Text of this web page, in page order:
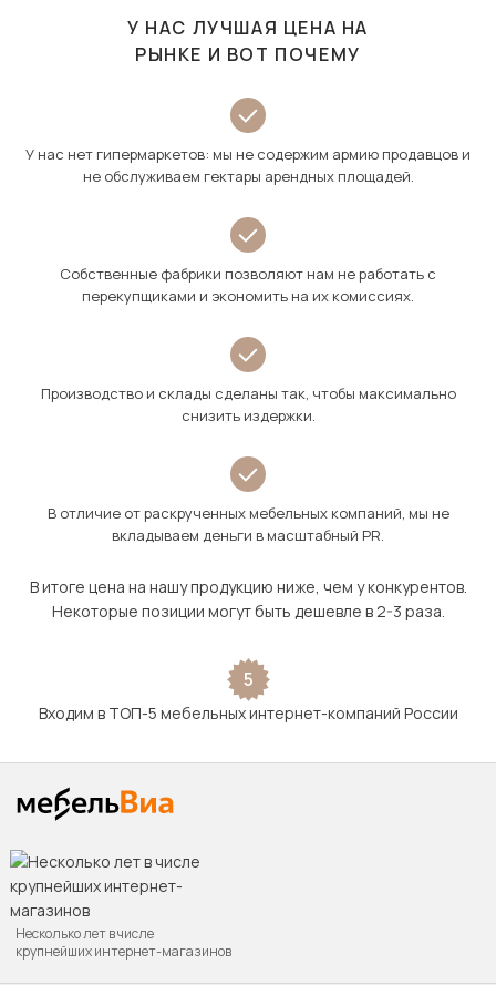
У НАС ЛУЧШАЯ ЦЕНА НА
РЫНКЕ И ВОТ ПОЧЕМУ
У нас нет гипермаркетов: мы не содержим армию продавцов и
не обслуживаем гектары арендных площадей.
Собственные фабрики позволяют нам не работать с
перекупщиками и экономить на их комиссиях.
Производство и склады сделаны так, чтобы максимально
снизить издержки.
В отличие от раскрученных мебельных компаний, мы не
вкладываем деньги в масштабный PR.
В итоге цена на нашу продукцию ниже, чем у конкурентов.
Некоторые позиции могут быть дешевле в 2-3 раза.
5
Входим в ТОП-5 мебельных интернет-компаний России
Несколько лет в числе
крупнейших интернет-магазинов